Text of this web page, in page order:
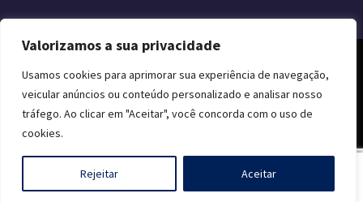
Valorizamos a sua privacidade
Usamos cookies para aprimorar sua experiência de navegação,
veicular anúncios ou conteúdo personalizado e analisar nosso
tráfego. Ao clicar em "Aceitar", você concorda com o uso de
cookies.
Rejeitar Aceitar
© 2026 CLUBE MSX. TODOS OS DIREITOS RESERVADOS.